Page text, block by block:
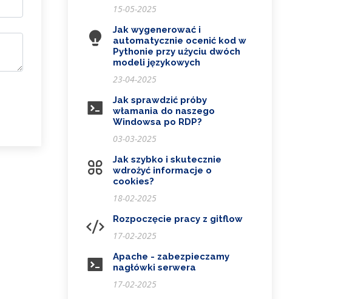
15-05-2025
Jak wygenerować i
automatycznie ocenić kod w
Pythonie przy użyciu dwóch
modeli językowych
23-04-2025
Jak sprawdzić próby
włamania do naszego
Windowsa po RDP?
03-03-2025
Jak szybko i skutecznie
wdrożyć informacje o
cookies?
18-02-2025
Rozpoczęcie pracy z gitflow
17-02-2025
Apache - zabezpieczamy
nagłówki serwera
17-02-2025